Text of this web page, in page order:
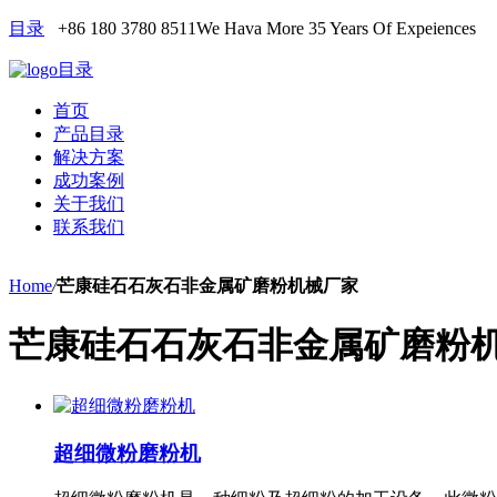
目录 +86 180 3780 8511We Hava More 35 Years Of Expeiences
目录
首页
产品目录
解决方案
成功案例
关于我们
联系我们
Home/芒康硅石石灰石非金属矿磨粉机械厂家
芒康硅石石灰石非金属矿磨粉
超细微粉磨粉机